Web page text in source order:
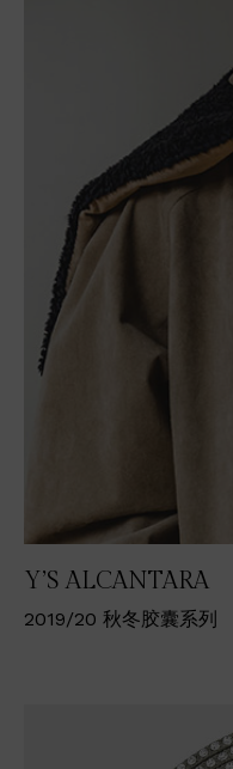
Y’S ALCANTARA
2019/20 秋冬胶囊系列